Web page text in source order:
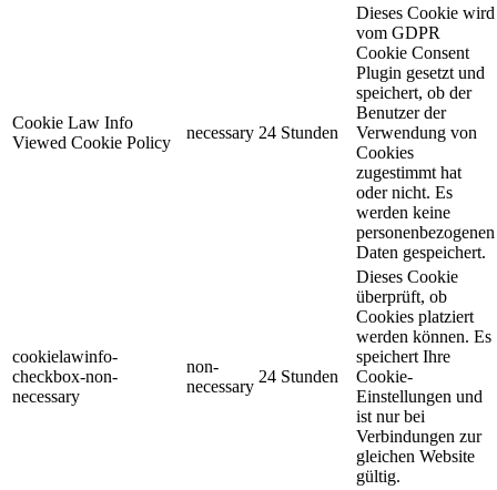
Cookie Law Info
Viewed Cookie Policy
necessary 24 Stunden
Dieses Cookie wird
vom GDPR
Cookie Consent
Plugin gesetzt und
speichert, ob der
Benutzer der
Verwendung von
Cookies
zugestimmt hat
oder nicht. Es
werden keine
personenbezogenen
Daten gespeichert.
cookielawinfo-
checkbox-non-
necessary
non-
necessary
24 Stunden
Dieses Cookie
überprüft, ob
Cookies platziert
werden können. Es
speichert Ihre
Cookie-
Einstellungen und
ist nur bei
Verbindungen zur
gleichen Website
gültig.